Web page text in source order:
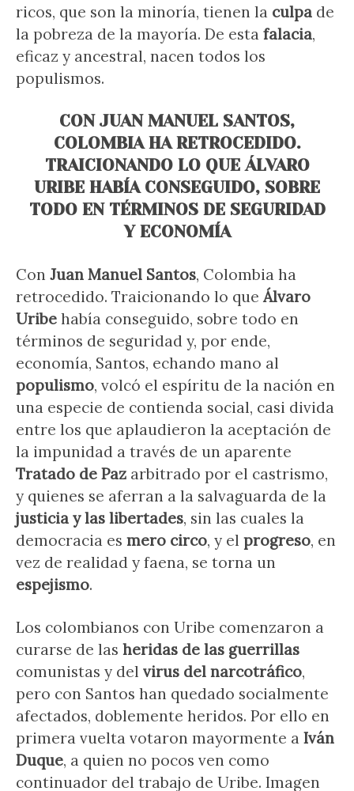
ricos, que son la minoría, tienen la culpa de
la pobreza de la mayoría. De esta falacia,
eficaz y ancestral, nacen todos los
populismos.
CON JUAN MANUEL SANTOS,
COLOMBIA HA RETROCEDIDO.
TRAICIONANDO LO QUE ÁLVARO
URIBE HABÍA CONSEGUIDO, SOBRE
TODO EN TÉRMINOS DE SEGURIDAD
Y ECONOMÍA
Con Juan Manuel Santos, Colombia ha
retrocedido. Traicionando lo que Álvaro
Uribe había conseguido, sobre todo en
términos de seguridad y, por ende,
economía, Santos, echando mano al
populismo, volcó el espíritu de la nación en
una especie de contienda social, casi divida
entre los que aplaudieron la aceptación de
la impunidad a través de un aparente
Tratado de Paz arbitrado por el castrismo,
y quienes se aferran a la salvaguarda de la
justicia y las libertades, sin las cuales la
democracia es mero circo, y el progreso, en
vez de realidad y faena, se torna un
espejismo.
Los colombianos con Uribe comenzaron a
curarse de las heridas de las guerrillas
comunistas y del virus del narcotráfico,
pero con Santos han quedado socialmente
afectados, doblemente heridos. Por ello en
primera vuelta votaron mayormente a Iván
Duque, a quien no pocos ven como
continuador del trabajo de Uribe. Imagen